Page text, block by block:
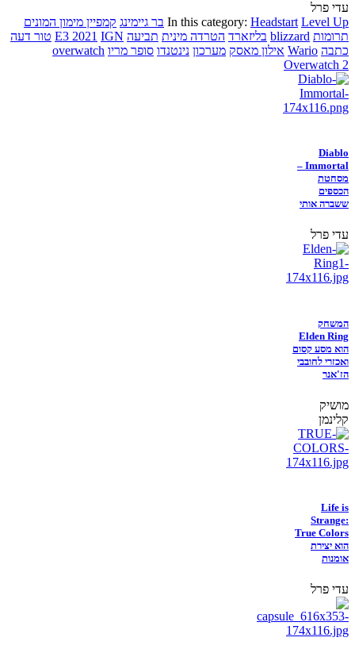
עדי פרל
In this category: Headstart Level Up בר גיימינג קמפיין מימון המונים
תרומות blizzard בליזארד הטרדה מינית תביעה E3 2021 IGN
טור דעה
כתבה Wario אילון מאסק מערכון נינטנדו סופר מריו overwatch
Overwatch 2
Diablo
Immortal –
מסחטת
הכספים
ששברה אותי
עדי פרל
המשחק
Elden Ring
הוא מסע קסום
ואכזרי לחובבי
הז'אנר
מושיק
קלינמן
Life is
Strange:
True Colors
הוא יצירת
אומנות
עדי פרל